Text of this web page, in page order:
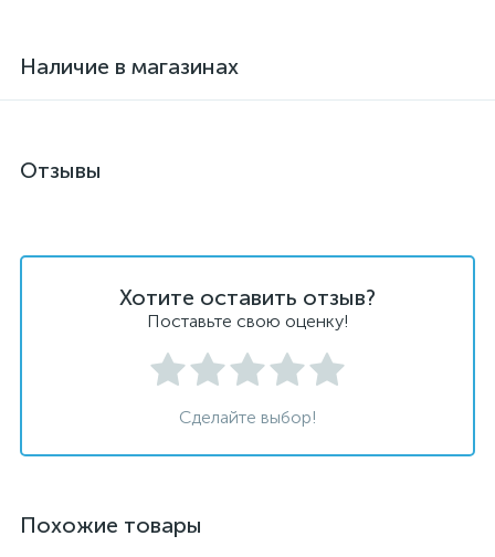
Наличие в магазинах
Отзывы
Хотите оставить отзыв?
Поставьте свою оценку!
Сделайте выбор!
Похожие товары